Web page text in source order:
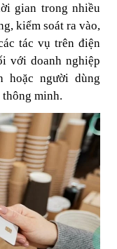
gian trong nhiều
kiểm soát ra vào,
tác vụ trên điện
với doanh nghiệp
người dùng
minh.